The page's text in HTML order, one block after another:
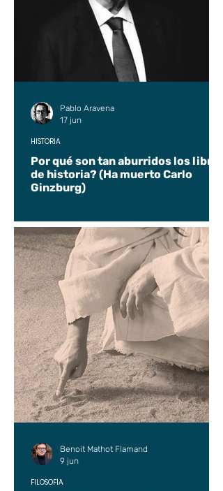
Por qué son tan aburridos los libros
de historia? (Ha muerto Carlo
Ginzburg)
HISTORIA
Pablo Aravena
17 jun
FILOSOFÍA
Benoit Mathot Flamand
9 jun